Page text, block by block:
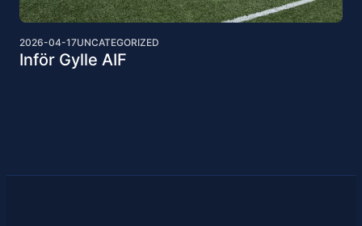
2026-04-17UNCATEGORIZED
Inför Gylle AIF